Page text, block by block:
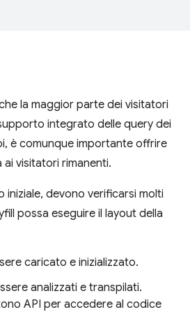
la maggior parte dei visitatori
integrato delle query dei
è comunque importante offrire
visitatori rimanenti.
iniziale, devono verificarsi molti
possa eseguire il layout della
caricato e inizializzato.
analizzati e transpilati.
API per accedere al codice